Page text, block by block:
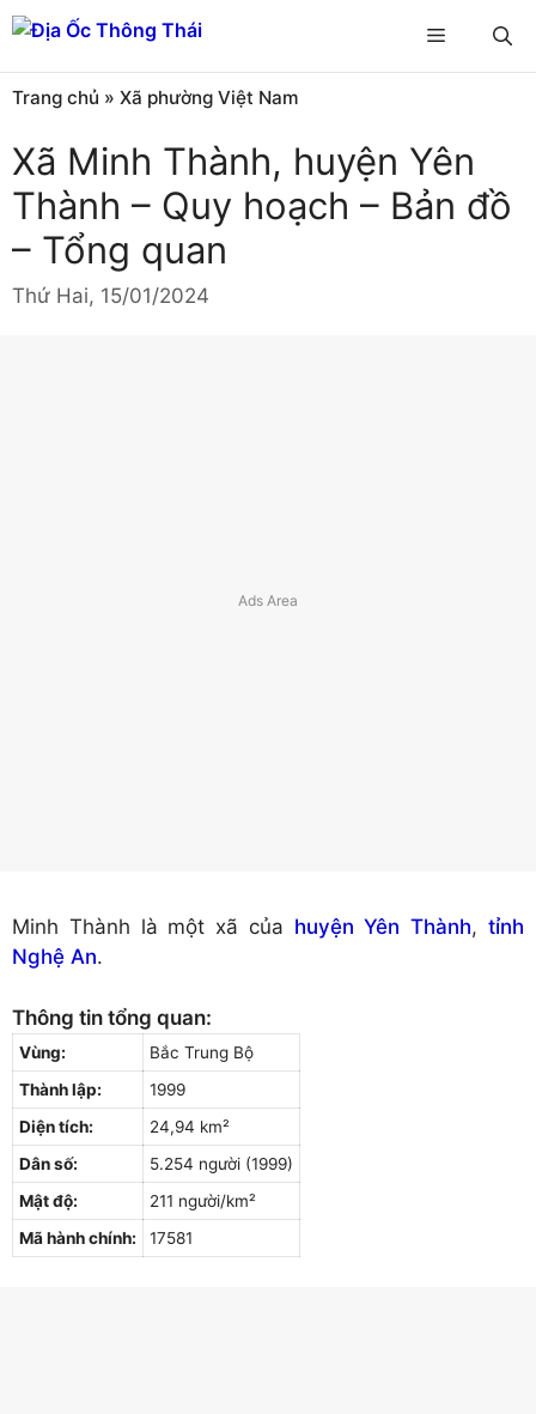
Chuyển
đến
nội
dung
Menu
Trang chủ » Xã phường Việt Nam
Xã Minh Thành, huyện Yên
Thành – Quy hoạch – Bản đồ
– Tổng quan
Thứ Hai, 15/01/2024
Minh Thành là một xã của huyện Yên Thành,tỉnh
Nghệ An.
Thông tin tổng quan:
Vùng:
Bắc Trung Bộ
Thành lập:
1999
Diện tích:
24,94 km²
Dân số:
5.254 người (1999)
Mật độ:
211 người/km²
Mã hành chính:
17581